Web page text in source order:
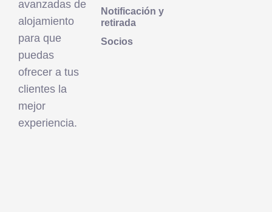
avanzadas de
alojamiento
para que
puedas
ofrecer a tus
clientes la
mejor
experiencia.
Notificación y
retirada
Socios